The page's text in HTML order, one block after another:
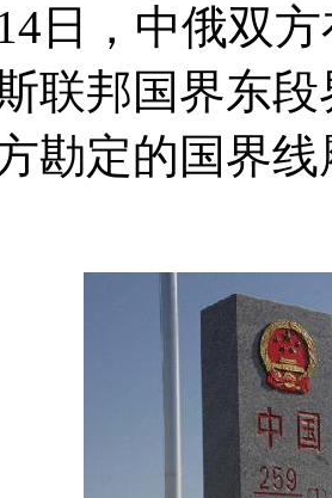
，中俄双方
联邦国界东
勘定的国界